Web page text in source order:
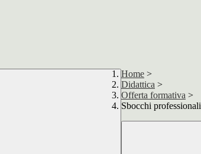
Home >
Didattica >
Offerta formativa >
Sbocchi professionali